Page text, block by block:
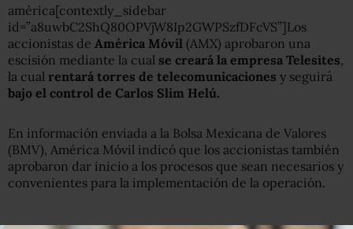
américa[contextly_sidebar
id=”a8uwbC2ShQ80OPVjW8Ip2GWPSzfDFcVS”]Los
accionistas de América Móvil (AMX) aprobaron una
escisión mediante la cual se creará la empresa Telesites,
la cual rentará torres de telecomunicaciones y seguirá
bajo el control de Carlos Slim Helú.
En información enviada a la Bolsa Mexicana de Valores
(BMV), América Móvil indicó que los accionistas también
aprobaron dar inicio a los procesos que sean necesarios y
convenientes para la implementación de la operación.